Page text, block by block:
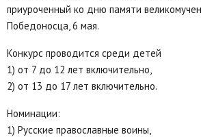
приуроченный ко дню памяти
Победоносца, 6 мая.
Конкурс проводится среди детей
1) от 7 до 12 лет включительно,
2) от 13 до 17 лет включительно.
Номинации:
1) Русские православные воины,